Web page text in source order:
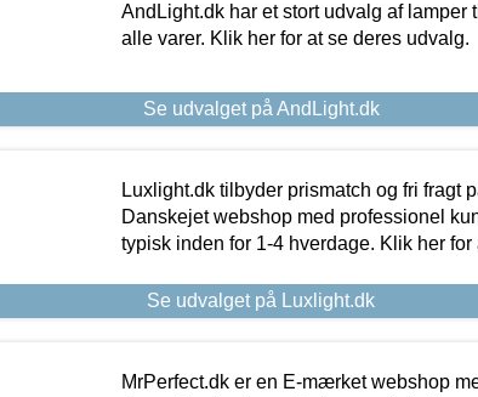
AndLight.dk har et stort udvalg af lamper
alle varer. Klik her for at se deres udvalg.
Se udvalget på AndLight.dk
Luxlight.dk tilbyder prismatch og fri fragt
Danskejet webshop med professionel
typisk inden for 1-4 hverdage. Klik her for
Se udvalget på Luxlight.dk
MrPerfect.dk er en E-mærket webshop